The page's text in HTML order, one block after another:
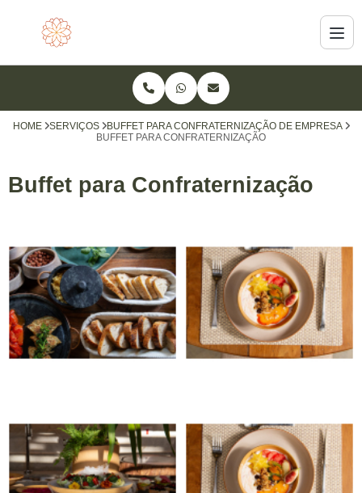
HOME SERVIÇOS
BUFFET PARA CONFRATERNIZAÇÃO DE EMPRESA
BUFFET PARA CONFRATERNIZAÇÃO
Buffet para Confraternização